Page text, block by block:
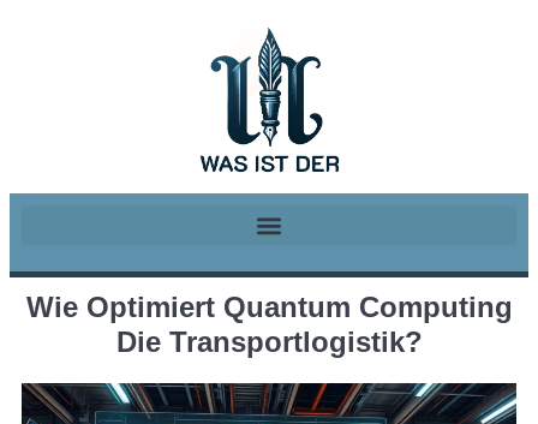
Wie Optimiert Quantum Computing
Die Transportlogistik?